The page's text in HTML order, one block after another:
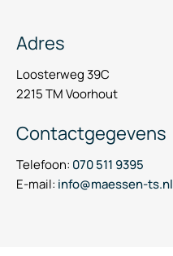
Adres
Loosterweg 39C
2215 TM Voorhout
Contactgegevens
Telefoon: 070 511 9395
E-mail: info@maessen-ts.nl